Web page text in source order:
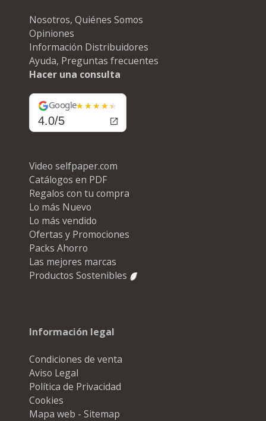
Nosotros, Quiénes Somos
Opiniones
Información Distribuidores
Ayuda, Preguntas frecuentes
Hacer una consulta
Google
4.0/5
Video selfpaper.com
Catálogos en PDF
Regalos con tu compra
Lo más Nuevo
Lo más vendido
Ofertas y Promociones
Packs Ahorro
Las mejores marcas
Productos Sostenibles
Información legal
Condiciones de venta
Aviso Legal
Política de Privacidad
Cookies
Mapa web - Sitemap